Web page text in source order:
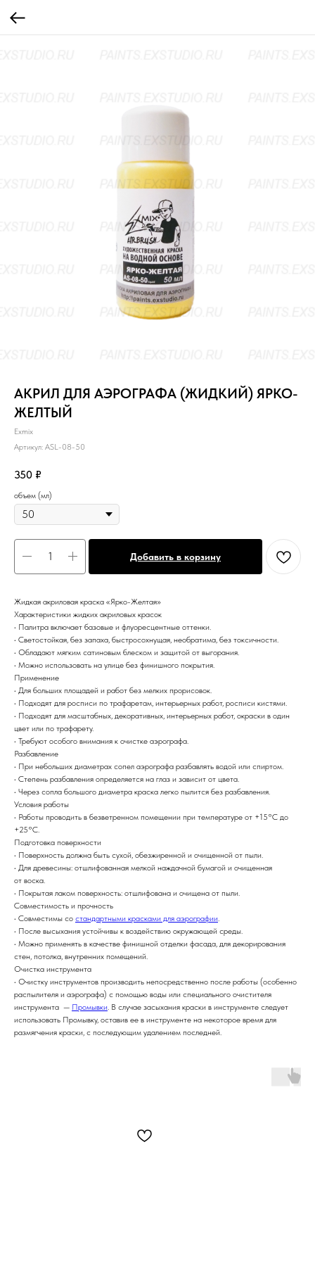
АКРИЛ ДЛЯ АЭРОГРАФА (ЖИДКИЙ) ЯРКО-
ЖЕЛТЫЙ
Exmix
Артикул: ASL-08-50
350 ₽
объем (мл)
Добавить в корзину
Жидкая акриловая краска «Ярко-Желтая»
Характеристики жидких акриловых красок
• Палитра включает базовые и флуоресцентные оттенки.
• Светостойкая, без запаха, быстросохнущая, необратима, без токсичности.
• Обладают мягким сатиновым блеском и защитой от выгорания.
• Можно использовать на улице без финишного покрытия.
Применение
• Для больших площадей и работ без мелких прорисовок.
• Подходят для росписи по трафаретам, интерьерных работ, росписи кистями.
• Подходят для масштабных, декоративных, интерьерных работ, окраски в один
цвет или по трафарету.
• Требуют особого внимания к очистке аэрографа.
Разбавление
• При небольших диаметрах сопел аэрографа разбавлять водой или спиртом.
• Степень разбавления определяется на глаз и зависит от цвета.
• Через сопла большого диаметра краска легко пылится без разбавления.
Условия работы
• Работы проводить в безветренном помещении при температуре от +15°С до
+25°С.
Подготовка поверхности
• Поверхность должна быть сухой, обезжиренной и очищенной от пыли.
• Для древесины: отшлифованная мелкой наждачной бумагой и очищенная
от воска.
• Покрытая лаком поверхность: отшлифована и очищена от пыли.
Совместимость и прочность
• Совместимы со стандартными красками для аэрографии.
• После высыхания устойчивы к воздействию окружающей среды.
• Можно применять в качестве финишной отделки фасада, для декорирования
стен, потолка, внутренних помещений.
Очистка инструмента
• Очистку инструментов производить непосредственно после работы (особенно
распылителя и аэрографа) с помощью воды или специального очистителя
инструмента — Промывки. В случае засыхания краски в инструменте следует
использовать Промывку, оставив ее в инструменте на некоторое время для
размягчения краски, с последующим удалением последней.